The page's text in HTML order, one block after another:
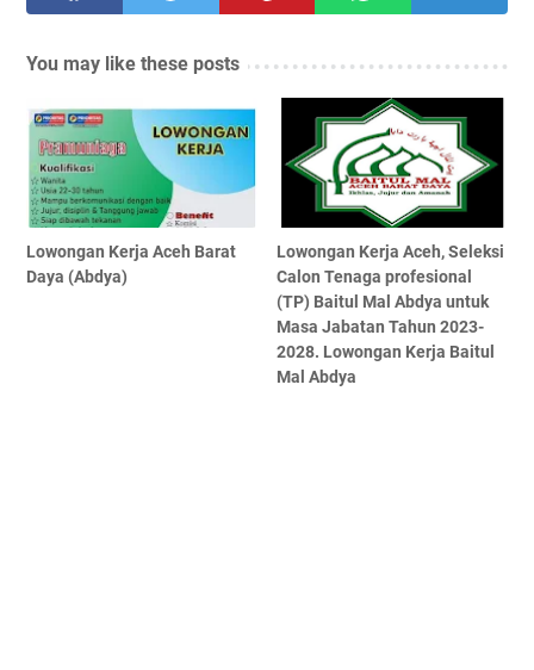
You may like these posts
Lowongan Kerja Aceh Barat
Daya (Abdya)
Lowongan Kerja Aceh, Seleksi
Calon Tenaga profesional
(TP) Baitul Mal Abdya untuk
Masa Jabatan Tahun 2023-
2028. Lowongan Kerja Baitul
Mal Abdya